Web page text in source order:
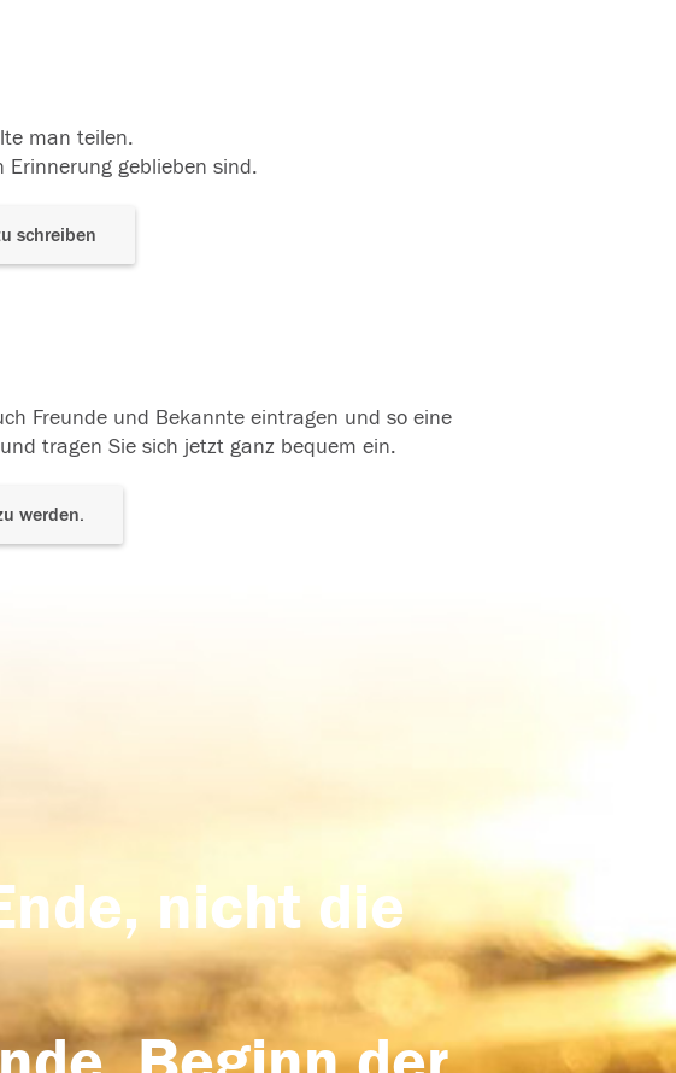
man teilen.
Erinnerung geblieben sind.
schreiben
Freunde und Bekannte eintragen und so eine
tragen Sie sich jetzt ganz bequem ein.
werden.
nicht die